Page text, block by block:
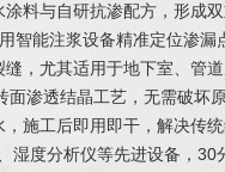
涂料与自研抗渗配方，形成
智能注浆设备精准定位渗漏
，尤其适用于地下室、管
面渗透结晶工艺，无需破坏
施工后即用即干，解决传统
湿度分析仪等先进设备，30